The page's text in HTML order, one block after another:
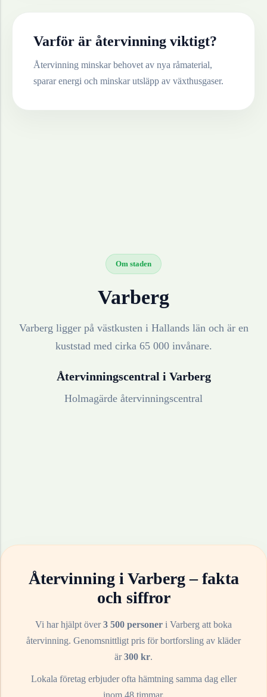
Varför är återvinning viktigt?
Återvinning minskar behovet av nya råmaterial,
sparar energi och minskar utsläpp av växthusgaser.
Om staden
Varberg
Varberg ligger på västkusten i Hallands län och är en
kuststad med cirka 65 000 invånare.
Återvinningscentral i Varberg
Holmagärde återvinningscentral
Återvinning i Varberg – fakta
och siffror
Vi har hjälpt över3 500 personer i Varberg att boka
återvinning. Genomsnittligt pris för bortforsling av kläder
är300 kr.
Lokala företag erbjuder ofta hämtning samma dag eller
inom 48 timmar.